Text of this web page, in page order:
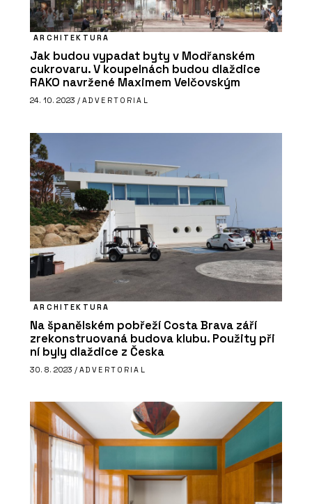
ARCHITEKTURA
Jak budou vypadat byty v Modřanském
cukrovaru. V koupelnách budou dlaždice
RAKO navržené Maximem Velčovským
24. 10. 2023 / ADVERTORIAL
ARCHITEKTURA
Na španělském pobřeží Costa Brava září
zrekonstruovaná budova klubu. Použity při
ní byly dlaždice z Česka
30. 8. 2023 / ADVERTORIAL